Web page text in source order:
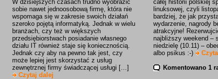
W dzisiejszych czasach trudno wyobrazić
sobie nawet jednoosobową firmę, która nie
wspomaga się w zakresie swoich działań
szeroko pojętą informatyką. Jednak w wielu
branżach, czy też w większych
przedsiębiorstwach posiadanie własnego
działu IT również staje się koniecznością.
Jednak czy aby na pewno tak jest, czy
może lepiej jest skorzystać z usług
zewnętrznej firmy świadczącej usługi […]
Czytaj dalej
całej historii polskiej
linuksowej, czyli
bardziej, że jak
wydarzenie, nagrody
atrakcyjne!
najbliższy weekend –
niedzielę (10.11) –
albo psikus :-)
Komentowano 1